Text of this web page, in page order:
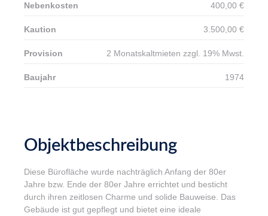
Nebenkosten 400,00 €
Kaution 3.500,00 €
Provision 2 Monatskaltmieten zzgl. 19% Mwst.
Baujahr 1974
Objektbeschreibung
Diese Bürofläche wurde nachträglich Anfang der 80er
Jahre bzw. Ende der 80er Jahre errichtet und besticht
durch ihren zeitlosen Charme und solide Bauweise. Das
Gebäude ist gut gepflegt und bietet eine ideale